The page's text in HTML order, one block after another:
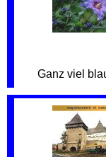
Ganz viel